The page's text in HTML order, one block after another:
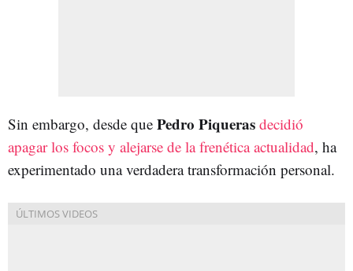
Sin embargo, desde que Pedro Piqueras decidió
apagar los focos y alejarse de la frenética actualidad, ha
experimentado una verdadera transformación personal.